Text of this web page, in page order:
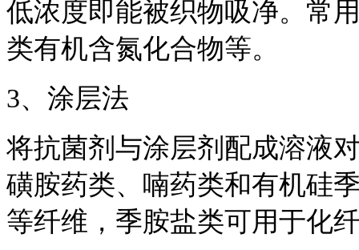
低浓度即能被织物吸净。常
类有机含氮化合物等。
3、涂层法
将抗菌剂与涂层剂配成溶液
磺胺药类、喃药类和有机硅
等纤维，季胺盐类可用于化